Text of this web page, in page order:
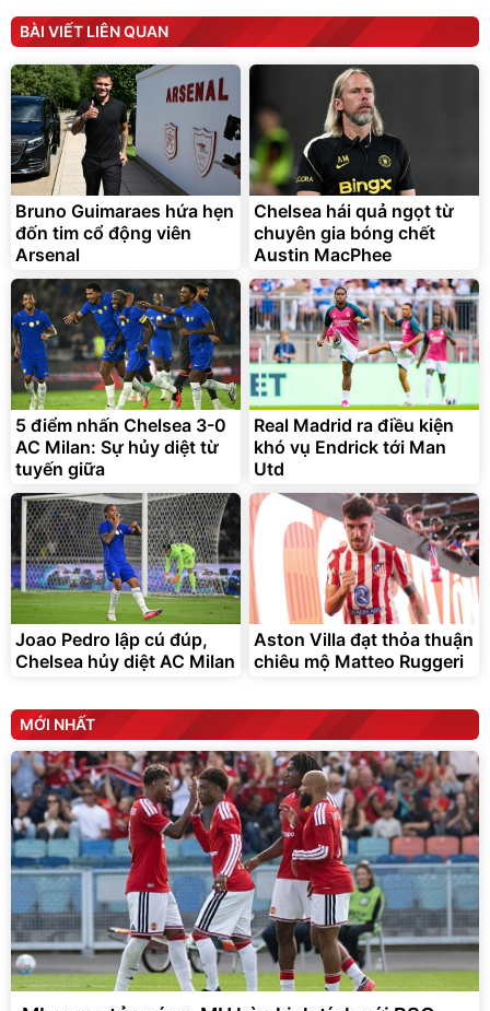
Đã bán nhiều
BÀI VIẾT LIÊN QUAN
Bruno Guimaraes hứa hẹn
đốn tim cổ động viên
Arsenal
Chelsea hái quả ngọt từ
chuyên gia bóng chết
Austin MacPhee
5 điểm nhấn Chelsea 3-0
AC Milan: Sự hủy diệt từ
tuyến giữa
Real Madrid ra điều kiện
khó vụ Endrick tới Man
Utd
Joao Pedro lập cú đúp,
Chelsea hủy diệt AC Milan
Aston Villa đạt thỏa thuận
chiêu mộ Matteo Ruggeri
MỚI NHẤT